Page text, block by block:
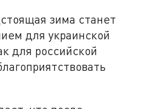
зима станет
для украинской
для российской